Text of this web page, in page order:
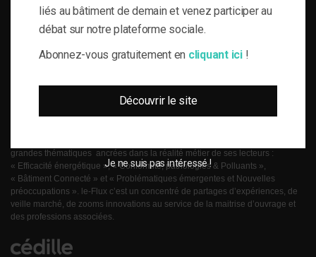
le-Flux est né de la volonté de proposer aux acteurs de la gestion technique
du bâtiment, de l’information journalistique inédite, fiable et multi-expertises.
grandes thématiques ancrées dans la réalité métier de ses lecteurs :
« Efficacité énergétique », « Conformité, pathologies & Polluants »,
« Bâtiment Connecté » et « Problématiques émergentes et Nouvelles
préoccupations ». le-Flux c’est un concentré de partages d’expériences, de
veille marché, de zooms innovations au service de la maitrise d’ouvrage et
des professions associées.
liés au bâtiment de demain et venez participer au
débat sur notre plateforme sociale.
Abonnez-vous gratuitement en cliquant ici!
Découvrir le site
Je ne suis pas intéressé !